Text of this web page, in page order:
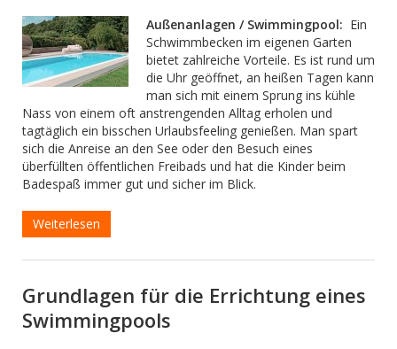
Außenanlagen / Swimmingpool: Ein
Schwimmbecken im eigenen Garten
bietet zahlreiche Vorteile. Es ist rund um
die Uhr geöffnet, an heißen Tagen kann
man sich mit einem Sprung ins kühle
Nass von einem oft anstrengenden Alltag erholen und
tagtäglich ein bisschen Urlaubsfeeling genießen. Man spart
sich die Anreise an den See oder den Besuch eines
überfüllten öffentlichen Freibads und hat die Kinder beim
Badespaß immer gut und sicher im Blick.
Weiterlesen
Grundlagen für die Errichtung eines
Swimmingpools